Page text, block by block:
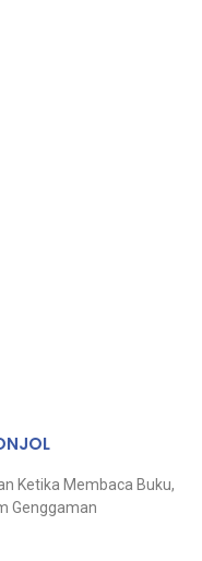
Ketika Membaca Buku,
Genggaman